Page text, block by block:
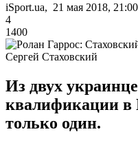
iSport.ua, 21 мая 2018, 21:00
4
1400
Сергей Стаховский
Из двух
квалификации в
только один.